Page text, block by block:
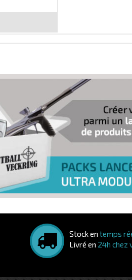
Stock en temps
Livré en 24h chez